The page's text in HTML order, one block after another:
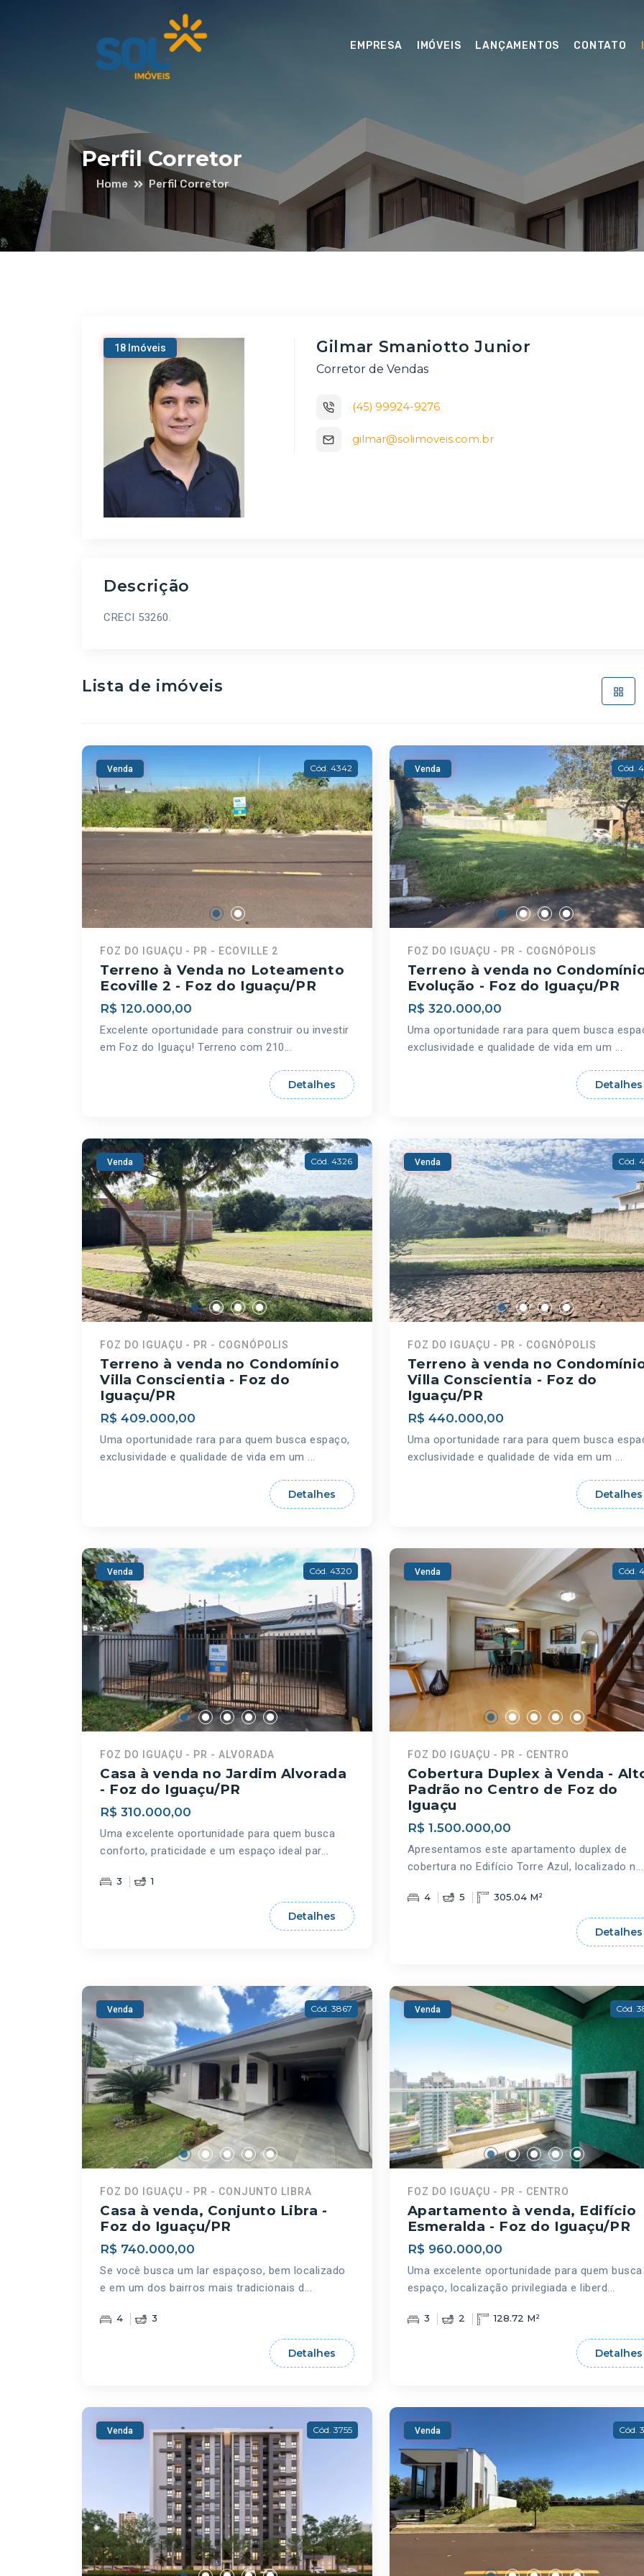
EMPRESA IMÓVEIS LANÇAMENTOS CONTATO
Perfil Corretor
Home Perfil Corretor
18 Imóveis Gilmar Smaniotto Junior
Corretor de Vendas
(45) 99924-9276
gilmar@solimoveis.com.br
Descrição
CRECI 53260.
Lista de imóveis
Venda Cód. 4342
FOZ DO IGUAÇU - PR - ECOVILLE 2
Terreno à Venda no Loteamento
Ecoville 2 - Foz do Iguaçu/PR
R$ 120.000,00
Excelente oportunidade para construir ou investir
em Foz do Iguaçu! Terreno com 210...
Detalhes
Venda Cód.
FOZ DO IGUAÇU - PR - COGNÓPOLIS
Terreno à venda no
Evolução - Foz do Iguaçu/PR
R$ 320.000,00
Uma oportunidade rara para quem busca
exclusividade e qualidade de vida em um ...
Detalhes
Venda Cód. 4326
FOZ DO IGUAÇU - PR - COGNÓPOLIS
Terreno à venda no Condomínio
Villa Conscientia - Foz do
Iguaçu/PR
R$ 409.000,00
Uma oportunidade rara para quem busca espaço,
exclusividade e qualidade de vida em um ...
Detalhes
Venda Cód.
FOZ DO IGUAÇU - PR - COGNÓPOLIS
Terreno à venda no
Villa Conscientia - Foz do
Iguaçu/PR
R$ 440.000,00
Uma oportunidade rara para quem busca
exclusividade e qualidade de vida em um ...
Detalhes
Venda Cód. 4320
FOZ DO IGUAÇU - PR - ALVORADA
Casa à venda no Jardim Alvorada
- Foz do Iguaçu/PR
R$ 310.000,00
Uma excelente oportunidade para quem busca
conforto, praticidade e um espaço ideal par...
3 1
Detalhes
Venda Cód.
FOZ DO IGUAÇU - PR - CENTRO
Cobertura Duplex à Venda -
Padrão no Centro de Foz do
Iguaçu
R$ 1.500.000,00
Apresentamos este apartamento duplex de
cobertura no Edifício Torre Azul, localizado n...
4 5 305.04 M²
Detalhes
Venda Cód. 3867
FOZ DO IGUAÇU - PR - CONJUNTO LIBRA
Casa à venda, Conjunto Libra -
Foz do Iguaçu/PR
R$ 740.000,00
Se você busca um lar espaçoso, bem localizado
e em um dos bairros mais tradicionais d...
4 3
Detalhes
Venda Cód.
FOZ DO IGUAÇU - PR - CENTRO
Apartamento à venda, Edifício
Esmeralda - Foz do Iguaçu/PR
R$ 960.000,00
Uma excelente oportunidade para quem busca
espaço, localização privilegiada e liberd...
3 2 128.72 M²
Detalhes
Venda Cód. 3755 Venda Cód.